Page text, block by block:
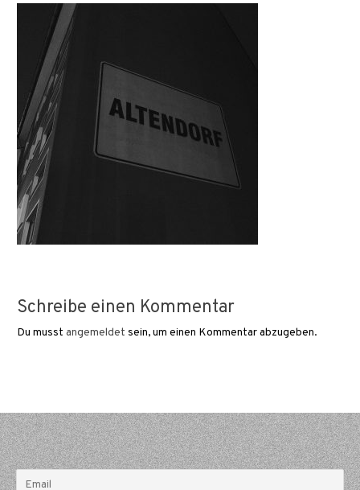
Schreibe einen Kommentar
Du musstangemeldet sein, um einen Kommentar abzugeben.